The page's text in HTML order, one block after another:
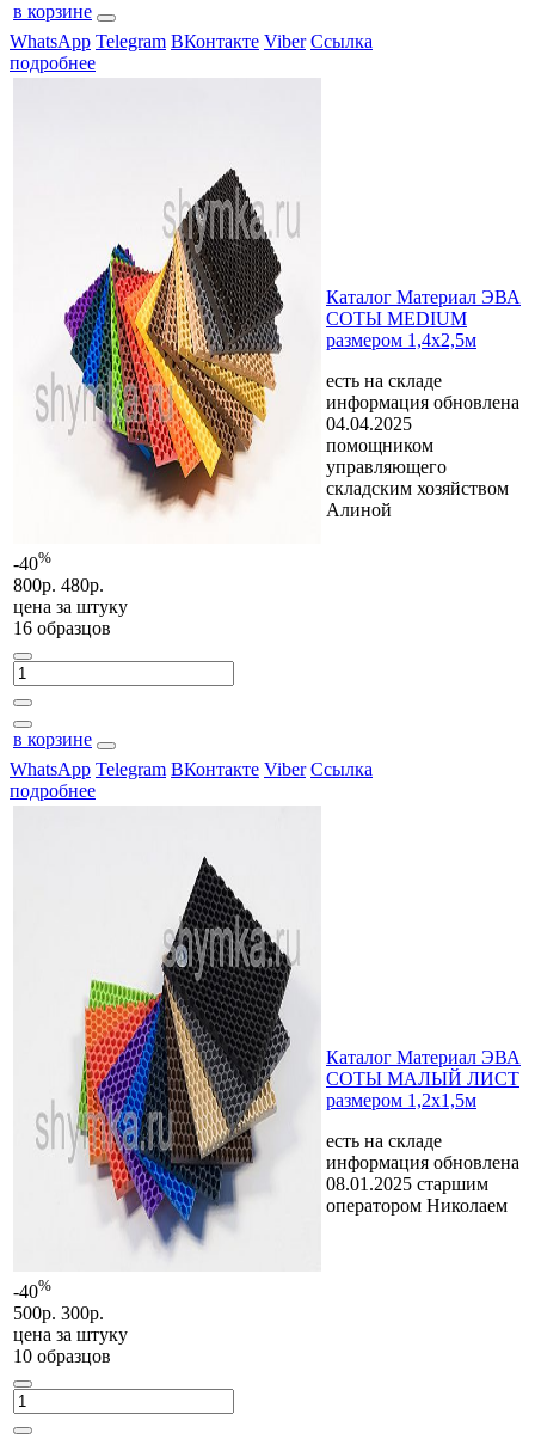
в корзине
WhatsApp Telegram ВКонтакте Viber Ссылка
подробнее
-40%
800р. 480р.
цена за штуку
16 образцов
в корзине
Каталог Материал ЭВА
СОТЫ MEDIUM
размером 1,4х2,5м
есть на складе
информация обновлена
04.04.2025
помощником
управляющего
складским хозяйством
Алиной
WhatsApp Telegram ВКонтакте Viber Ссылка
подробнее
-40%
500р. 300р.
цена за штуку
10 образцов
Каталог Материал ЭВА
СОТЫ МАЛЫЙ ЛИСТ
размером 1,2х1,5м
есть на складе
информация обновлена
08.01.2025 старшим
оператором Николаем